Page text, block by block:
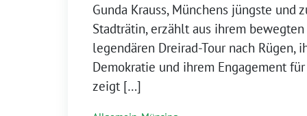
Gunda Krauss, Münchens jüngste und
Stadträtin, erzählt aus ihrem
legendären Dreirad-Tour nach Rügen,
Demokratie und ihrem Engagement
zeigt […]